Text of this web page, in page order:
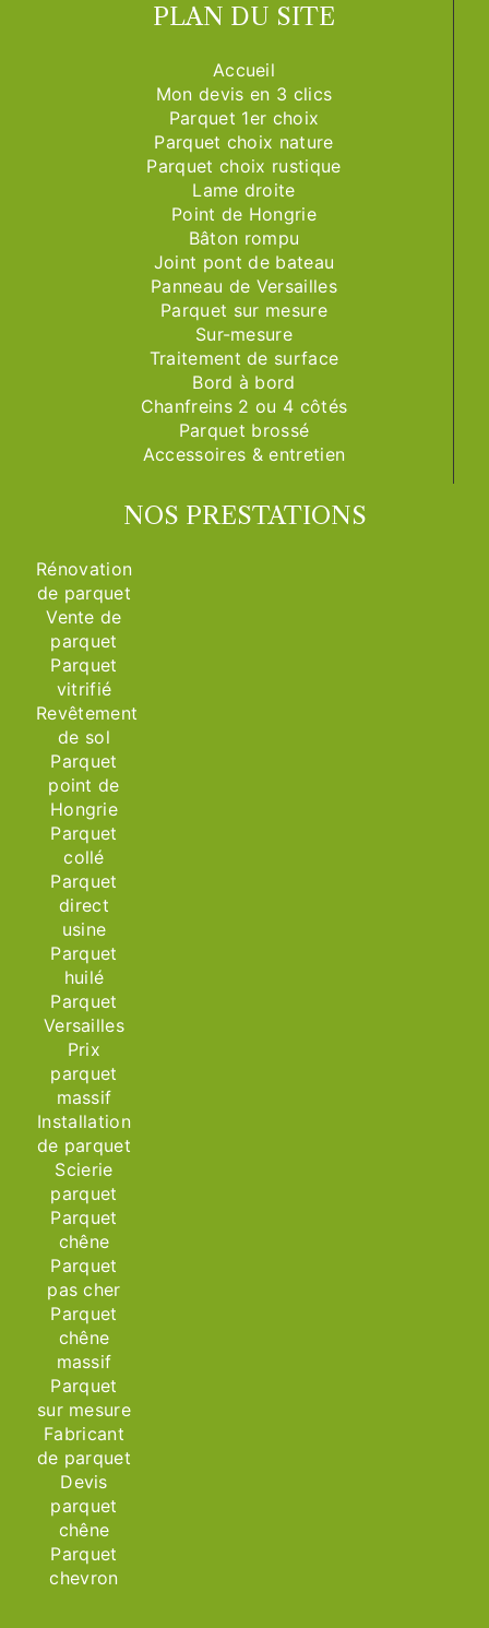
PLAN DU SITE
Accueil
Mon devis en 3 clics
Parquet 1er choix
Parquet choix nature
Parquet choix rustique
Lame droite
Point de Hongrie
Bâton rompu
Joint pont de bateau
Panneau de Versailles
Parquet sur mesure
Sur-mesure
Traitement de surface
Bord à bord
Chanfreins 2 ou 4 côtés
Parquet brossé
Accessoires & entretien
NOS PRESTATIONS
Rénovation
de parquet
Vente de
parquet
Parquet
vitrifié
Revêtement
de sol
Parquet
point de
Hongrie
Parquet
collé
Parquet
direct
usine
Parquet
huilé
Parquet
Versailles
Prix
parquet
massif
Installation
de parquet
Scierie
parquet
Parquet
chêne
Parquet
pas cher
Parquet
chêne
massif
Parquet
sur mesure
Fabricant
de parquet
Devis
parquet
chêne
Parquet
chevron